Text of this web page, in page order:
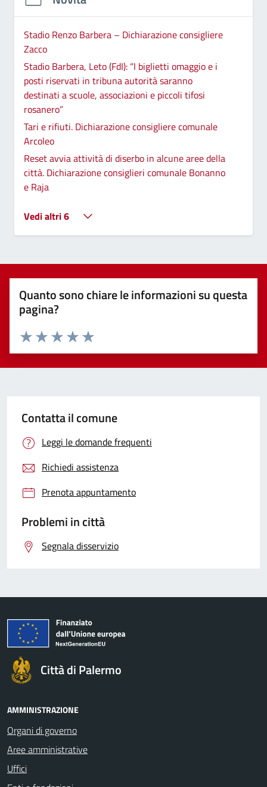
Stadio Renzo Barbera – Dichiarazione consigliere
Zacco
Stadio Barbera, Leto (FdI): “I biglietti omaggio e i
posti riservati in tribuna autorità saranno
destinati a scuole, associazioni e piccoli tifosi
rosanero”
Tari e rifiuti. Dichiarazione consigliere comunale
Arcoleo
Reset avvia attività di diserbo in alcune aree della
città. Dichiarazione consiglieri comunale Bonanno
e Raja
Vedi altri 6
Quanto sono chiare le informazioni su questa
pagina?
Valuta 5 stelle su 5
Valuta 4 stelle su 5
Valuta 3 stelle su 5
Valuta 2 stelle su 5
Valuta 1 stelle su 5
Contatta il comune
Leggi le domande frequenti
Richiedi assistenza
Prenota appuntamento
Problemi in città
Segnala disservizio
Città di Palermo
AMMINISTRAZIONE
Organi di governo
Aree amministrative
Uffici